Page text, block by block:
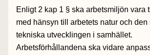
Enligt 2 kap 1 § ska arbetsmiljön vara
med hänsyn till arbetets natur och den
tekniska utvecklingen i samhället.
Arbetsförhållandena ska vidare